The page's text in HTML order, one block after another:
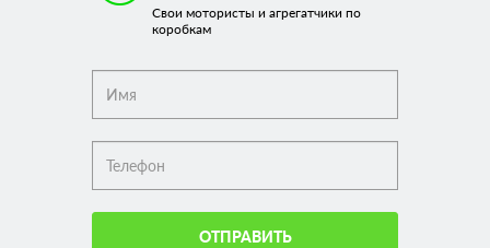
Свои мотористы и агрегатчики по
коробкам
ОТПРАВИТЬ